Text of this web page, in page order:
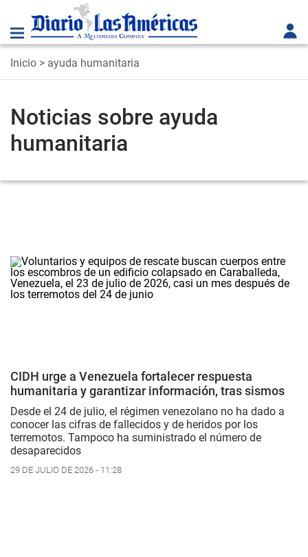
Inicio > ayuda humanitaria
Noticias sobre ayuda
humanitaria
CIDH urge a Venezuela fortalecer respuesta
humanitaria y garantizar información, tras sismos
Desde el 24 de julio, el régimen venezolano no ha dado a
conocer las cifras de fallecidos y de heridos por los
terremotos. Tampoco ha suministrado el número de
desaparecidos
29 DE JULIO DE 2026 - 11:28